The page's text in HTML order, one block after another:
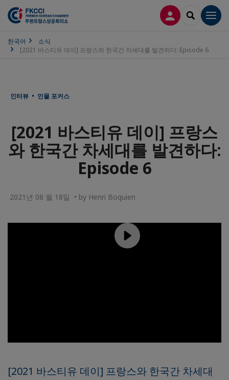
접속 SEARCH
한국어
소식
[2021 바스티유 데이] 프랑스와 한국간 차세대를 발견하다: Episode 6
인터뷰 • 인물 포커스
[2021 바스티유 데이] 프랑스
와 한국간 차세대를 발견하다:
Episode 6
2021년 08 월 18일 • by Henri Boquien
[2021 바스티유 데이] 프랑스와 한국간 차세대